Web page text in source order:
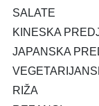
SALATE
KINESKA
JAPANSKA
RIŽA